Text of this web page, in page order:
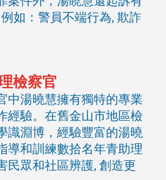
如：警員不端行為, 欺詐
檢察官
中湯曉慧擁有獨特的專業
經驗。在舊金山市地區檢
識淵博，經驗豐富的湯曉
導和訓練數拾名年青助理
民眾和社區辨護, 創造更